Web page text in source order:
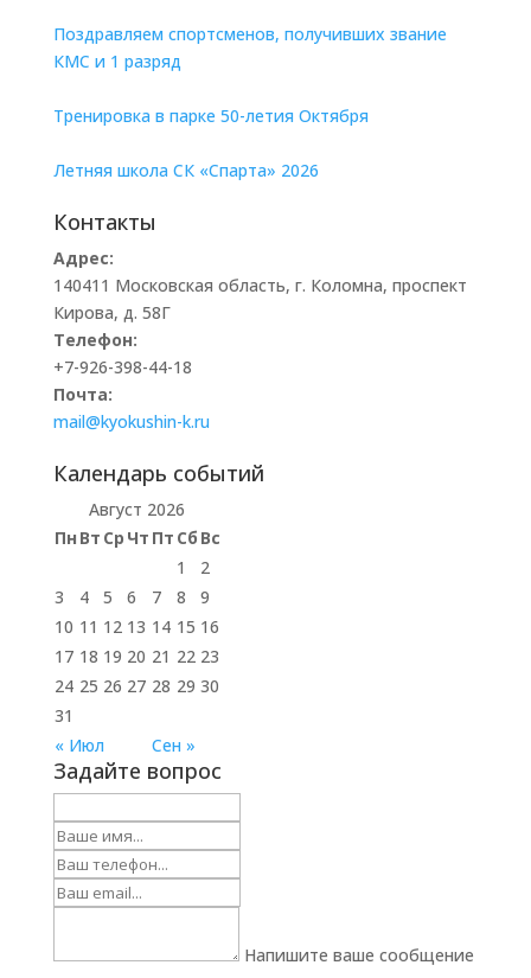
Поздравляем спортсменов, получивших звание
КМС и 1 разряд
Тренировка в парке 50-летия Октября
Летняя школа СК «Спарта» 2026
Контакты
Адрес:
140411 Московская область, г. Коломна, проспект
Кирова, д. 58Г
Телефон:
+7-926-398-44-18
Почта:
mail@kyokushin-k.ru
Календарь событий
Август 2026
Пн Вт Ср Чт Пт Сб Вс
« Июл Сен »
1
2
3
4 5 6 7 8
9
10 11 12 13 14 15 16
17 18 19 20 21 22 23
24 25 26 27 28 29 30
31
Задайте вопрос
Напишите ваше сообщение